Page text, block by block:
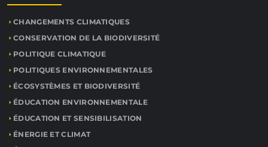
CHANGEMENTS CLIMATIQUES
CONSERVATION DE LA BIODIVERSITÉ
POLITIQUE CLIMATIQUE
POLITIQUES ENVIRONNEMENTALES
ÉCOSYSTÈMES ET BIODIVERSITÉ
ÉDUCATION ENVIRONNEMENTALE
ÉDUCATION ET SENSIBILISATION
ÉNERGIE ET CLIMAT